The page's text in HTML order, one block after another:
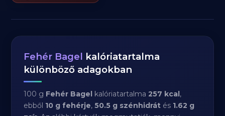
Fehér Bagel kalóriatartalma
különböző adagokban
100 g Fehér Bagel kalóriatartalma257 kcal,
ebből 10 g fehérje,50.5 g szénhidrát és 1.62 g